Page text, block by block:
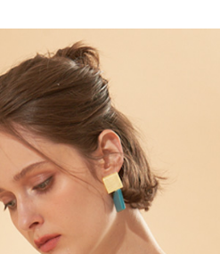
帳／街口支付／iPASS MONEY」
【注意事項】
1.本服務係由「台灣大哥大股份
用戶於交易時，得透過本服務購
款買賣價金債權讓與本公司後，
2.基於同意付款使用「大哥付你
資料（包含姓名、電話或地址）
用，由本公司與您本人進行分期
3.完整用戶服務條款，請詳閱以下
付」結帳頁面，進行簡訊認證並
２．訂單成立數日內，您將收到繳
３．收到繳費通知簡訊後14天內
／ATM／網路銀行／等多元方式
※ 請注意：結帳手續完成當下不
絡購買商品的店家。未經商家同
先享後付繳納相關費用。
※ 交易是否成功請以「AFTEE先
是否繳費成功／繳費後需取消欲
付客戶支援中心」https://
【注意事項】
１．透過由恩沛科技股份有限公
交易，需依本服務之必要範圍內
7-11取貨付款
每筆NT$120，滿NT$2,000(含
宅配
每筆NT$120，滿NT$2,000(含